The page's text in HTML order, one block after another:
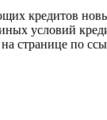
кредитов
условий
странице по